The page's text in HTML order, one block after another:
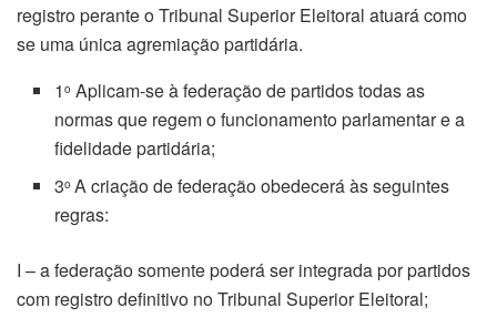
registro perante o Tribunal Superior Eleitoral atuará como
se uma única agremiação partidária.
1o Aplicam-se à federação de partidos todas as
normas que regem o funcionamento parlamentar e a
fidelidade partidária;
3o A criação de federação obedecerá às seguintes
regras:
I – a federação somente poderá ser integrada por partidos
com registro definitivo no Tribunal Superior Eleitoral;